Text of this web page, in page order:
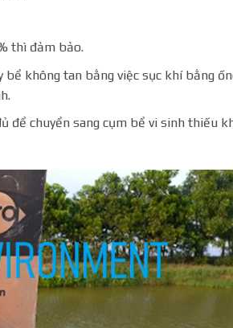
thì đảm bảo.
không tan bằng việc sục khí bằng
để chuyển sang cụm bể vi sinh thiếu